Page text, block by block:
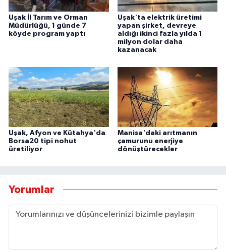
Uşak İl Tarım ve Orman
Müdürlüğü, 1 günde 7
köyde program yaptı
Uşak'ta elektrik üretimi
yapan şirket, devreye
aldığı ikinci fazla yılda 1
milyon dolar daha
kazanacak
Uşak, Afyon ve Kütahya'da
Borsa20 tipi nohut
üretiliyor
Manisa'daki arıtmanın
çamurunu enerjiye
dönüştürecekler
Yorumlar